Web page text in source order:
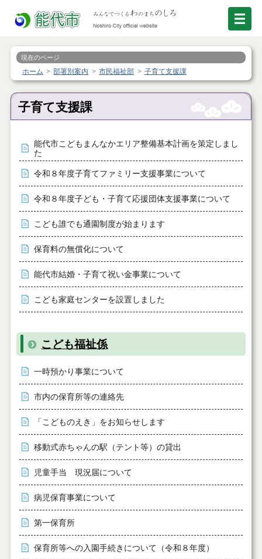
現在のページ
ホーム 部署別案内 市民福祉部 子育て支援課
子育て支援課
能代市こどもまんなかエリア整備基本計画を策定しまし
た
令和８年度子育てファミリー支援事業について
令和８年度子ども・子育て応援団体支援事業について
こども誰でも通園制度が始まります
保育料の無償化について
能代市結婚・子育て祝い金事業について
こども家庭センターを設置しました
こども福祉係
一時預かり事業について
市内の保育所等の連絡先
「こどものえき」をお知らせします
移動式赤ちゃんの駅（テント等）の貸出
児童手当 現況届について
病児保育事業について
第一保育所
保育所等への入園手続きについて（令和８年度）